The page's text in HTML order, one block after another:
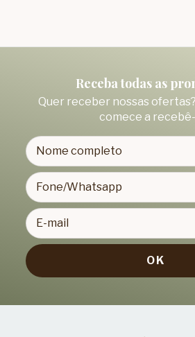
Receba todas as
Quer receber nossas
comece a